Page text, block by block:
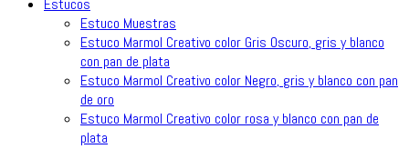
Estucos
Estuco Muestras
Estuco Marmol Creativo color Gris Oscuro, gris y blanco
con pan de plata
Estuco Marmol Creativo color Negro, gris y blanco con pan
de oro
Estuco Marmol Creativo color rosa y blanco con pan de
plata